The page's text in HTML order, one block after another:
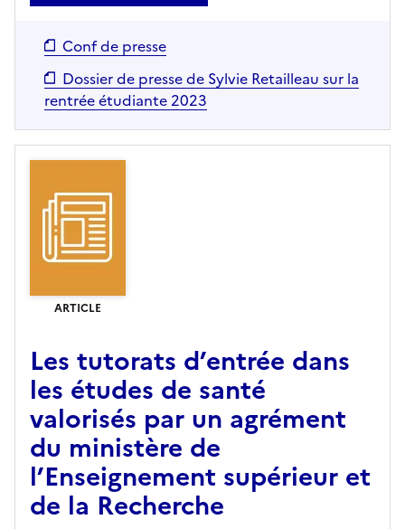
Conf de presse
Dossier de presse de Sylvie Retailleau sur la
rentrée étudiante 2023
ARTICLE
Les tutorats d’entrée dans
les études de santé
valorisés par un agrément
du ministère de
l’Enseignement supérieur et
de la Recherche